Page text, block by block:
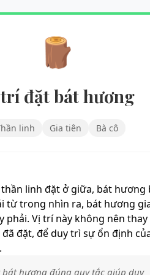
🪵
đặt bát hương
linh Gia tiên Bà cô
linh đặt ở giữa, bát hương
từ trong nhìn ra, bát hương
phải. Vị trí này không nên thay
đặt, để duy trì sự ổn định
bát hương đúng quy tắc giúp duy